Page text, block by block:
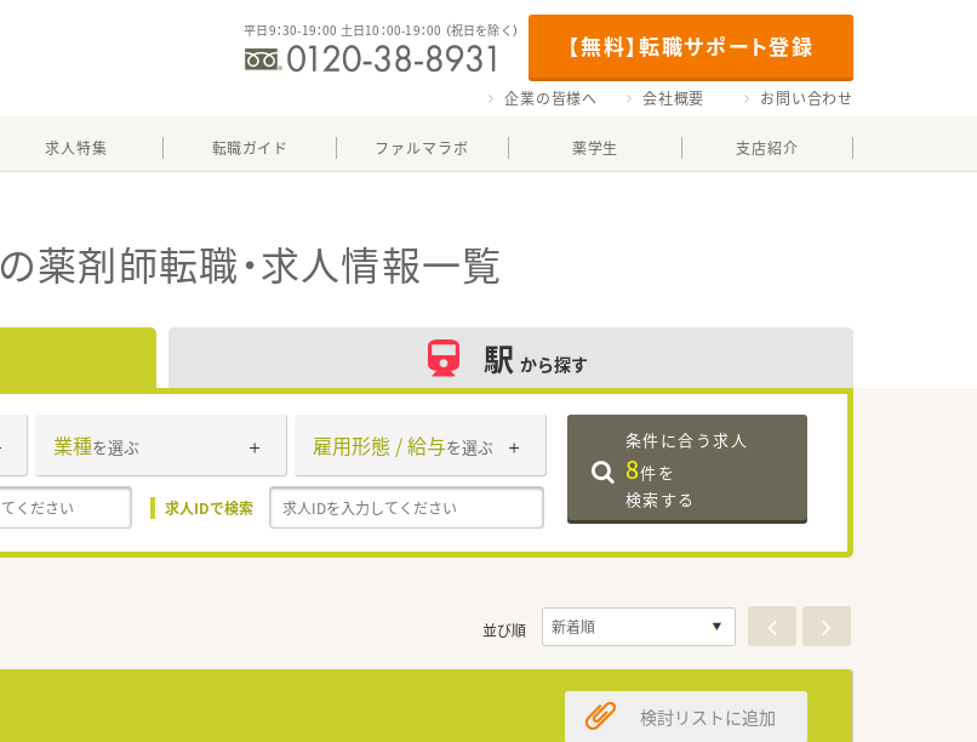
【無料】転職サポート登録
平日9：30-19：00 土日10：00-19：00 （祝日を除く）
企業の皆様へ 会社概要 お問い合わせ
求人特集 転職ガイド ファルマラボ 薬学生 支店紹介
の薬剤師転職・求人情報一覧
駅 から探す
業種を選ぶ 雇用形態 / 給与を選ぶ
求人IDで検索
条件に合う求人
8件を
検索する
並び順
検討リストに追加